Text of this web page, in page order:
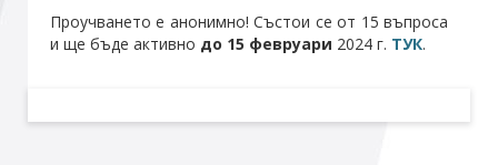
Проучването е анонимно! Състои се от 15 въпроса
и ще бъде активно до 15 февруари 2024 г. ТУК.